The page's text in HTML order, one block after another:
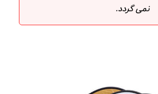
نمی گردد.